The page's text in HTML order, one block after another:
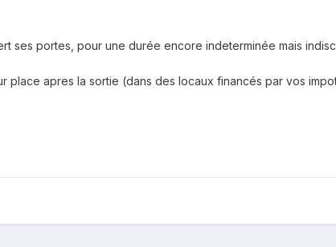
ses portes, pour une durée encore indeterminée mais
apres la sortie (dans des locaux financés par vos